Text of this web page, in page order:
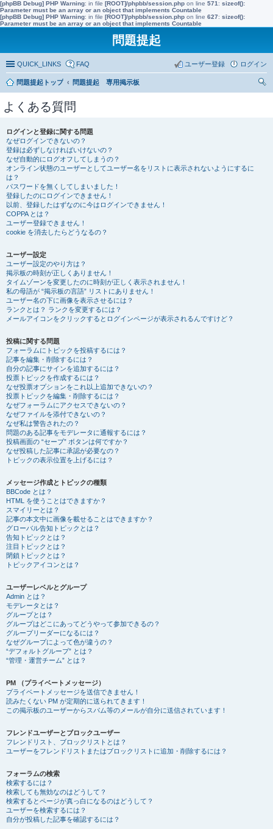
[phpBB Debug] PHP Warning: in file [ROOT]/phpbb/session.php on line 571 : sizeof():
Parameter must be an array or an object that implements Countable
[phpBB Debug] PHP Warning: in file [ROOT]/phpbb/session.php on line 627: sizeof():
Parameter must be an array or an object that implements Countable
問題提起
QUICK_LINKS FAQ ログイン
ユーザー登録
問題提起トップ
問題提起 専用掲示板
よくある質問
ログインと登録に関する問題
なぜログインできないの？
登録は必ずしなければいけないの？
なぜ自動的にログオフしてしまうの？
オンライン状態のユーザーとしてユーザー名をリストに表示されないようにするに
は？
パスワードを無くしてしまいました！
登録したのにログインできません！
以前、登録したはずなのに今はログインできません！
COPPA とは？
ユーザー登録できません！
cookie を消去したらどうなるの？
ユーザー設定
ユーザー設定のやり方は？
掲示板の時刻が正しくありません！
タイムゾーンを変更したのに時刻が正しく表示されません！
私の母語が “掲示板の言語” リストにありません！
ユーザー名の下に画像を表示させるには？
ランクとは？ ランクを変更するには？
メールアイコンをクリックするとログインページが表示されるんですけど？
投稿に関する問題
フォーラムにトピックを投稿するには？
記事を編集・削除するには？
自分の記事にサインを追加するには？
投票トピックを作成するには？
なぜ投票オプションをこれ以上追加できないの？
投票トピックを編集・削除するには？
なぜフォーラムにアクセスできないの？
なぜファイルを添付できないの？
なぜ私は警告されたの？
問題のある記事をモデレータに通報するには？
投稿画面の “セーブ” ボタンは何ですか？
なぜ投稿した記事に承認が必要なの？
トピックの表示位置を上げるには？
メッセージ作成とトピックの種類
BBCode とは？
HTML を使うことはできますか？
スマイリーとは？
記事の本文中に画像を載せることはできますか？
グローバル告知トピックとは？
告知トピックとは？
注目トピックとは？
閉鎖トピックとは？
トピックアイコンとは？
ユーザーレベルとグループ
Admin とは？
モデレータとは？
グループとは？
グループはどこにあってどうやって参加できるの？
グループリーダーになるには？
なぜグループによって色が違うの？
“デフォルトグループ” とは？
“管理・運営チーム” とは？
PM （プライベートメッセージ）
プライベートメッセージを送信できません！
読みたくない PM が定期的に送られてきます！
この掲示板のユーザーからスパム等のメールが自分に送信されています！
フレンドユーザーとブロックユーザー
フレンドリスト、ブロックリストとは？
ユーザーをフレンドリストまたはブロックリストに追加・削除するには？
フォーラムの検索
検索するには？
検索しても無効なのはどうして？
検索するとページが真っ白になるのはどうして？
ユーザーを検索するには？
自分が投稿した記事を確認するには？